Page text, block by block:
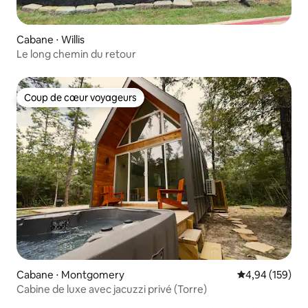
Cabane ⋅ Willis
Le long chemin du retour
Coup de cœur voyageurs
Coup de cœur voyageurs
Cabane ⋅ Montgomery Évaluation
4,94 (159)
Cabine de luxe avec jacuzzi privé (Torre)